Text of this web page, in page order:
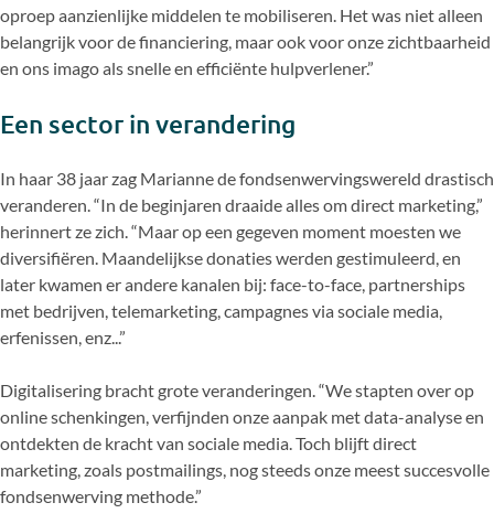
oproep aanzienlijke middelen te mobiliseren. Het was niet alleen
belangrijk voor de financiering, maar ook voor onze zichtbaarheid
en ons imago als snelle en efficiënte hulpverlener.”
Een sector in verandering
In haar 38 jaar zag Marianne de fondsenwervingswereld drastisch
veranderen. “In de beginjaren draaide alles om direct marketing,”
herinnert ze zich. “Maar op een gegeven moment moesten we
diversifiëren. Maandelijkse donaties werden gestimuleerd, en
later kwamen er andere kanalen bij: face-to-face, partnerships
met bedrijven, telemarketing, campagnes via sociale media,
erfenissen, enz...”
Digitalisering bracht grote veranderingen. “We stapten over op
online schenkingen, verfijnden onze aanpak met data-analyse en
ontdekten de kracht van sociale media. Toch blijft direct
marketing, zoals postmailings, nog steeds onze meest succesvolle
fondsenwerving methode.”